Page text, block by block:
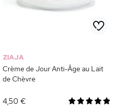
ZIAJA
Crème de Jour Anti-Âge au Lait
de Chèvre
4,50 €